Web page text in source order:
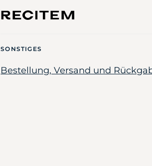
SONSTIGES
Bestellung, Versand und